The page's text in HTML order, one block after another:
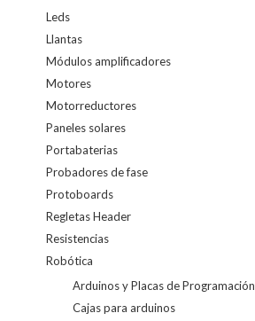
Leds
Llantas
Módulos amplificadores
Motores
Motorreductores
Paneles solares
Portabaterias
Probadores de fase
Protoboards
Regletas Header
Resistencias
Robótica
Arduinos y Placas de Programación
Cajas para arduinos